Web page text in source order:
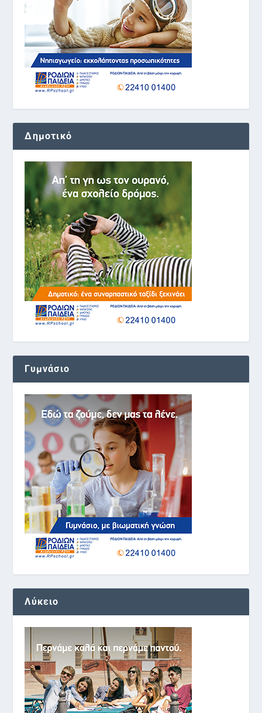
Δημοτικό
Γυμνάσιο
Λύκειο